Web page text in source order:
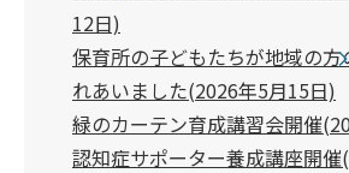
12日)
保育所の子どもたちが地域の方
れあいました(2026年5月15日)
緑のカーテン育成講習会開催
認知症サポーター養成講座開